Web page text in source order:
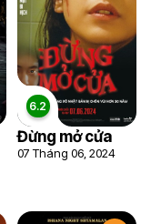
6
Đừng mở cửa
07 Tháng 06, 2024